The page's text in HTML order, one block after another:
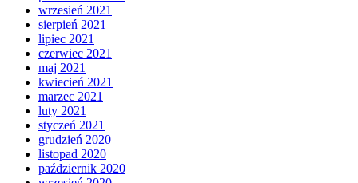
wrzesień 2021
sierpień 2021
lipiec 2021
czerwiec 2021
maj 2021
kwiecień 2021
marzec 2021
luty 2021
styczeń 2021
grudzień 2020
listopad 2020
październik 2020